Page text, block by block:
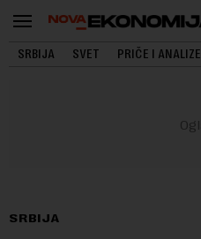
SRBIJA SVET PRIČE I ANALIZE
SRBIJA